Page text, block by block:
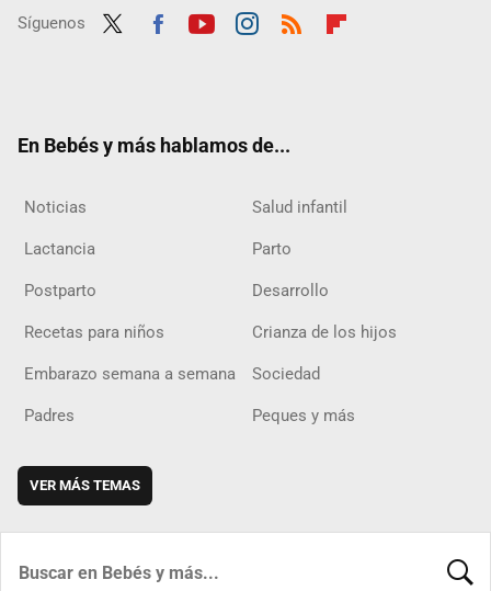
Síguenos
En Bebés y más hablamos de...
Noticias Salud infantil
Lactancia Parto
Postparto Desarrollo
Recetas para niños Crianza de los hijos
Embarazo semana a semana Sociedad
Padres Peques y más
VER MÁS TEMAS